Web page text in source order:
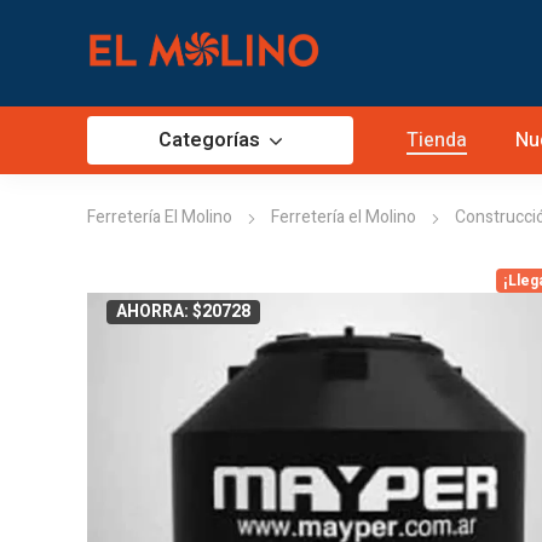
Categorías Tienda
Ferretería El Molino Ferretería el Molino
AHORRA: $20728